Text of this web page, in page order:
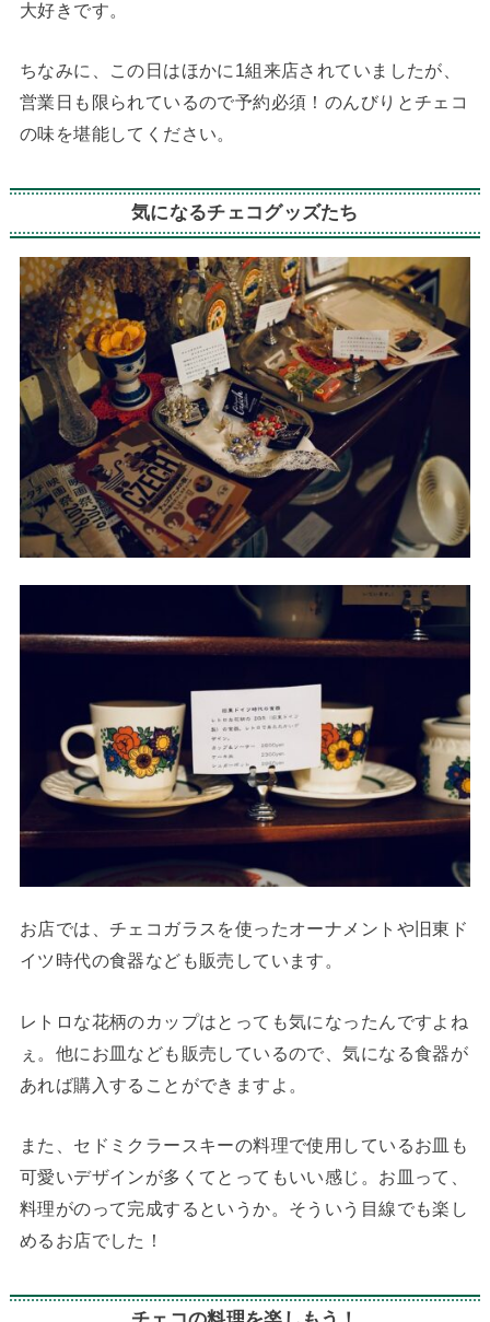
大好きです。
ちなみに、この日はほかに1組来店されていましたが、
営業日も限られているので予約必須！のんびりとチェコ
の味を堪能してください。
気になるチェコグッズたち
お店では、チェコガラスを使ったオーナメントや旧東ド
イツ時代の食器なども販売しています。
レトロな花柄のカップはとっても気になったんですよね
ぇ。他にお皿なども販売しているので、気になる食器が
あれば購入することができますよ。
また、セドミクラースキーの料理で使用しているお皿も
可愛いデザインが多くてとってもいい感じ。お皿って、
料理がのって完成するというか。そういう目線でも楽し
めるお店でした！